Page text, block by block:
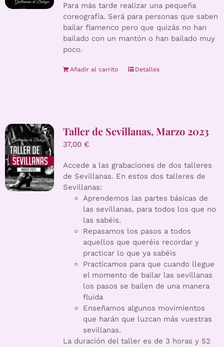
Para más tarde realizar una pequeña
coreografía. Será para personas que saben
bailar flamenco pero que quizás no han
bailado con un mantón o han bailado muy
poco.
Añadir al carrito Detalles
Taller de Sevillanas, Marzo 2023
37,00 €
Accede a las grabaciones de dos talleres
de Sevillanas. En estos dos talleres de
Sevillanas:
Aprendemos las partes básicas de
las sevillanas, para todos los que no
las sabéis.
Repasamos los pasos a todos
aquellos que queréis recordar y
practicar lo que ya sabéis
Practicamos para que cuando llegue
el momento de bailar las sevillanas
los pasos se bailen de una manera
fluida
Enseñamos algunos movimientos
que harán que luzcan más vuestras
sevillanas.
La duración del taller es de 3 horas y 52